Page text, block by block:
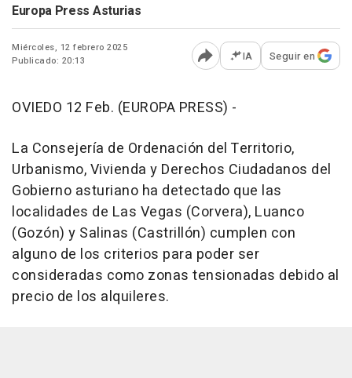
Europa Press Asturias
Miércoles, 12 febrero 2025
Publicado: 20:13
Abrir opciones para
IA Seguir en
OVIEDO 12 Feb. (EUROPA PRESS) -
La Consejería de Ordenación del Territorio,
Urbanismo, Vivienda y Derechos Ciudadanos del
Gobierno asturiano ha detectado que las
localidades de Las Vegas (Corvera), Luanco
(Gozón) y Salinas (Castrillón) cumplen con
alguno de los criterios para poder ser
consideradas como zonas tensionadas debido al
precio de los alquileres.